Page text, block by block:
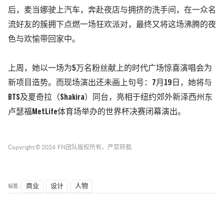
后，麦当娜驶上汽车，奔赴夜店与拥挤的洗手间，在一众名
流好友的簇拥下点燃一场狂欢派对，最终又将这场沸腾的夜
色与欢愉带回家中。
上周，她以一场为5万名粉丝献上的时代广场惊喜演唱会为
新项目造势。而现场演出还未画上句号：7月19日，她将与
BTS及夏奇拉（Shakira）同台，亮相于纽约郊外新泽西州东
卢瑟福MetLife体育场举办的世界杯决赛闭幕演出。
Copyright © 2024 FN团队 版权所有，严禁转载.
标签 : 商业 设计 人物